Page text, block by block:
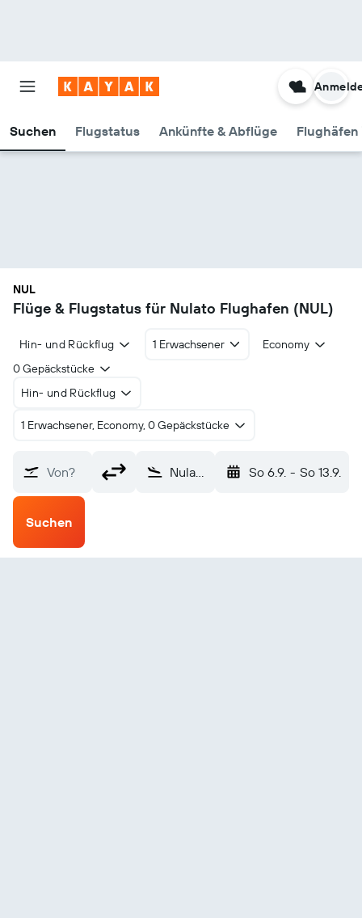
Suchen Flugstatus Ankünfte & Abflüge Flughäfen
NUL
Flüge & Flugstatus für Nulato Flughafen (NUL)
Hin- und Rückflug 1 Erwachsener
Economy
0 Gepäckstücke
Hin- und Rückflug
1 Erwachsener, Economy, 0 Gepäckstücke
Von? Nulato (NUL) So 6.9. - So 13.9.
Suchen